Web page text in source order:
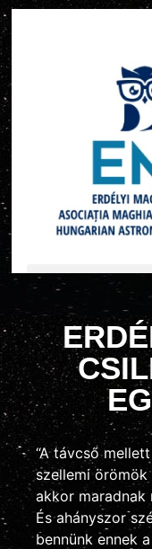
“A távcső
szellemi örömök
akkor maradnak
És ahányszor
bennünk ennek